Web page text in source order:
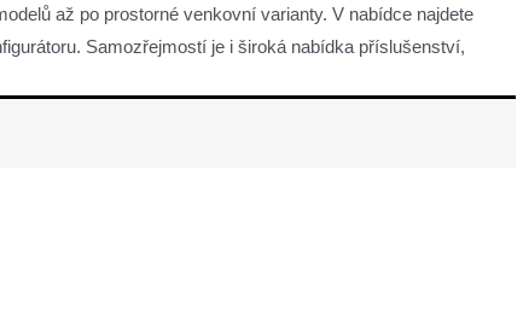
až po prostorné venkovní varianty. V nabídce najdete
Samozřejmostí je i široká nabídka příslušenství,